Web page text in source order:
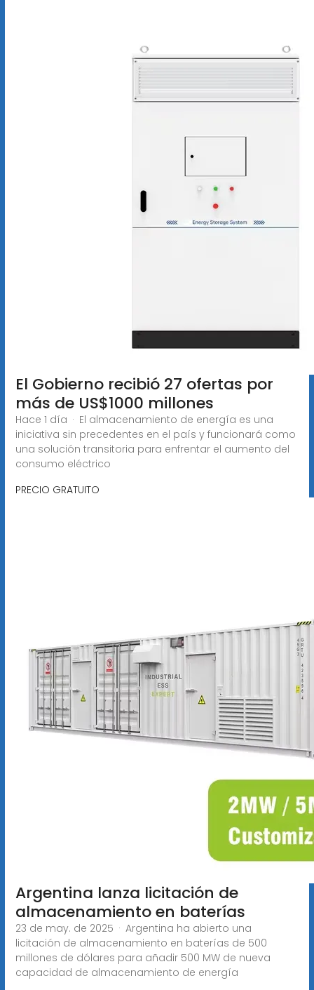
El Gobierno recibió 27 ofertas por
más de US$1000 millones
Hace 1 día · El almacenamiento de energía es una
iniciativa sin precedentes en el país y funcionará como
una solución transitoria para enfrentar el aumento del
consumo eléctrico
PRECIO GRATUITO
Argentina lanza licitación de
almacenamiento en baterías
23 de may. de 2025 · Argentina ha abierto una
licitación de almacenamiento en baterías de 500
millones de dólares para añadir 500 MW de nueva
capacidad de almacenamiento de energía